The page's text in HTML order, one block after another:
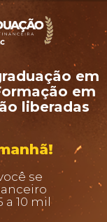
em
em
liberadas
se
a 10 mil